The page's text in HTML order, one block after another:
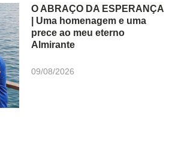
O ABRAÇO DA ESPERANÇA
| Uma homenagem e uma
prece ao meu eterno
Almirante
09/08/2026